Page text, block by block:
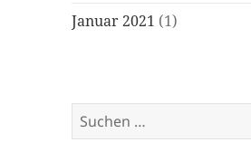
Januar 2021 (1)
Suchen
nach: